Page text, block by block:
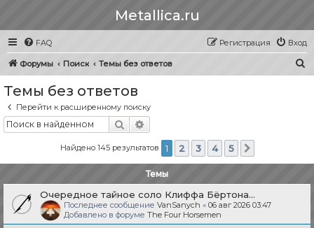
Metallica.ru
FAQ Вход
Регистрация
Форумы Поиск Темы без ответов
Темы без ответов
Перейти к расширенному поиску
Поиск
Найдено 145 результатов 1 2 3 4 5
Темы
Очередное тайное соло Клиффа Бёртона...
Последнее сообщение VanSanych « 06 авг 2026 03:47
Добавлено в форуме The Four Horsemen